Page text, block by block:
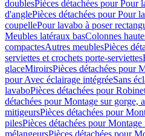
doublesPièces détachées pour Pour
d'anglePièces détachées pour Pour
coupellePour lavabo à poser
Meubles latéraux basColonnes
compactesAutres meublesPièces
serviettes et crochets porte-serviettes
glaceMiroirsPièces détachées pour
pour Avec éclairage intégréeSans
lavaboPièces détachées pour
détachées pour Montage sur gorge,
mitigeursPièces détachées pour
pilesPièces détachées pour
mélangeursPièces détachées pour